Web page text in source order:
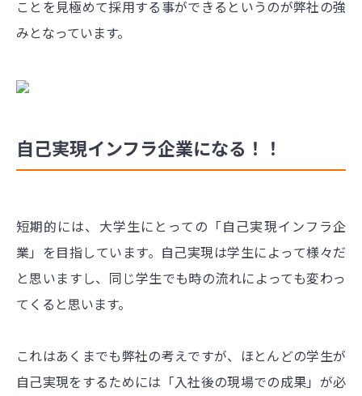
ことを見極めて採用する事ができるというのが弊社の強
みとなっています。
自己実現インフラ企業になる！！
短期的には、大学生にとっての「自己実現インフラ企
業」を目指しています。自己実現は学生によって様々だ
と思いますし、同じ学生でも時の流れによっても変わっ
てくると思います。
これはあくまでも弊社の考えですが、ほとんどの学生が
自己実現をするためには「入社後の現場での成果」が必